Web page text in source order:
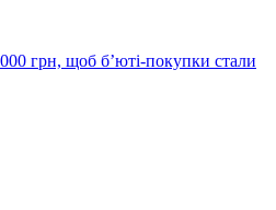
грн, щоб б’юті-покупки стали